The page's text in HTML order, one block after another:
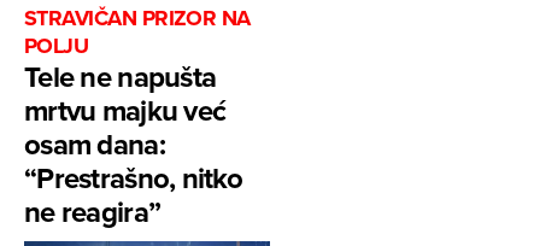
STRAVIČAN PRIZOR NA
POLJU
Tele ne napušta
mrtvu majku već
osam dana:
“Prestrašno, nitko
ne reagira”